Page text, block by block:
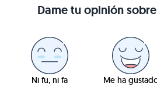
Dame tu opinión
Ni fu, ni fa Me ha